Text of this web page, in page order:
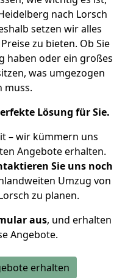
nach Lorsch
setzen wir alles
zu bieten. Ob Sie
haben oder ein großes
was umgezogen
muss.
Lösung für Sie.
– wir kümmern uns
Angebote erhalten.
Sie uns noch
Umzug von
zu planen.
aus, und erhalten
Angebote.
erhalten